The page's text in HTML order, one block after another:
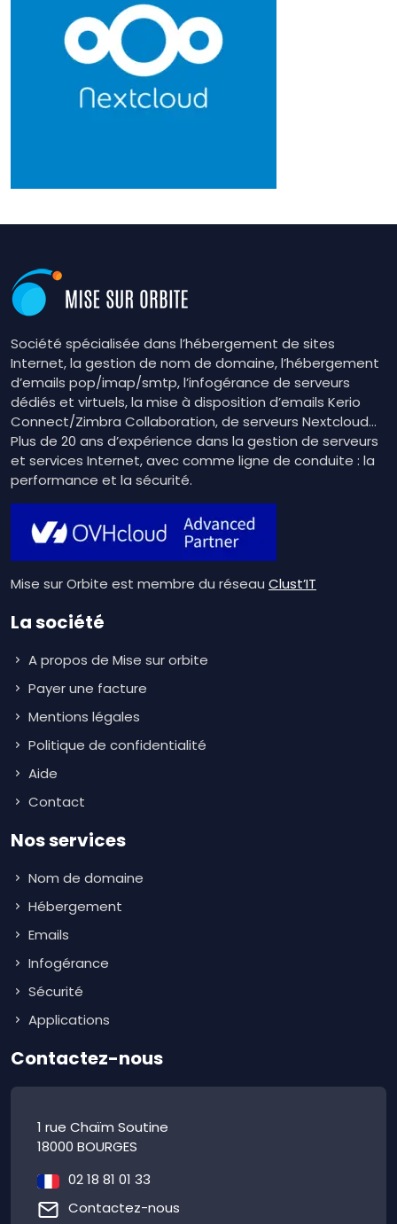
Société spécialisée dans l’hébergement de sites
Internet, la gestion de nom de domaine, l’hébergement
d’emails pop/imap/smtp, l’infogérance de serveurs
dédiés et virtuels, la mise à disposition d’emails Kerio
Connect/Zimbra Collaboration, de serveurs Nextcloud…
Plus de 20 ans d’expérience dans la gestion de serveurs
et services Internet, avec comme ligne de conduite : la
performance et la sécurité.
Mise sur Orbite est membre du réseau Clust’IT
La société
A propos de Mise sur orbite
Payer une facture
Mentions légales
Politique de confidentialité
Aide
Contact
Nos services
Nom de domaine
Hébergement
Emails
Infogérance
Sécurité
Applications
Contactez-nous
1 rue Chaïm Soutine
18000 BOURGES
02 18 81 01 33
Contactez-nous